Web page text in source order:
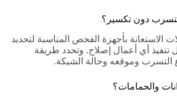
دون تكسير؟
الاستعانة بأجهزة الفحص المناسبة لتحديد
تنفيذ أي أعمال إصلاح. وتحدد طريقة
التسرب وموقعه وحالة الشبكة.
والحمامات؟